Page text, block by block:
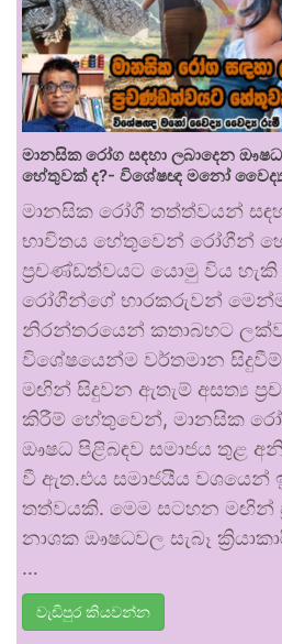
මානසික රෝග සඳහා ලබාදෙන
හේතුවක් ද?- විශේෂඥ මනෝ
මානසික රෝගී තත්ත්වයන්
භාවිතය හේතුවෙන් රෝගීන්
ප්‍රචණ්ඩත්වයට යොමු විය
රෝගීන්ගේ භාරකරුවන් මෙන්ම
නිරන්තරයෙන් කතාබහට
විශේෂයෙන්ම වර්තමාන
මඟින් සිදුවන ඇතැම් අසත්‍ය
කිරීම් හේතුවෙන්, මානසික
ඖෂධ පිළිබඳව සමාජය තුළ
වී ඇත.එය සමාජයීය වශයෙන්
තත්වයකි. මෙම සටහන මඟින්
නාශක ඖෂධවල සැබෑ
…
වැඩිපුර කියවන්න